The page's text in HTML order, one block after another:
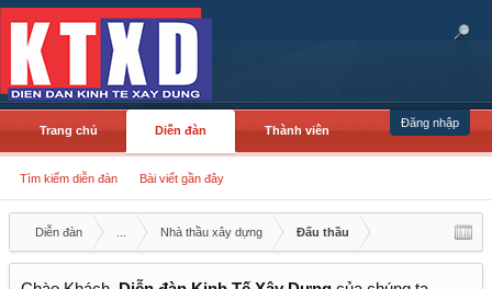
Đăng nhập
Trang chủ Diễn đàn
Tìm kiếm diễn đàn Bài viết gần đây
Thành viên
Diễn đàn Nhà thầu xây dựng Đấu thầu